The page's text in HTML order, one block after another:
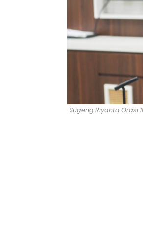
Sugeng Riyanta Orasi